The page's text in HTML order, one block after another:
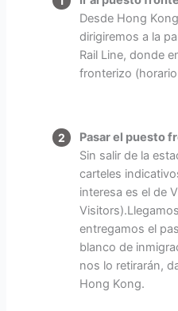
Desde Hong
dirigiremos a la
Rail Line, donde
fronterizo
Pasar el puesto
Sin salir de la
carteles
interesa es el de
entregamos el
blanco de
nos lo retirarán,
Hong Kong.